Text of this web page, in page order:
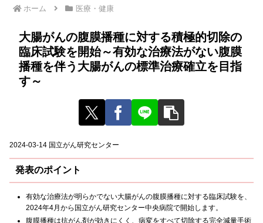
ホーム 医療・健康
大腸がんの腹膜播種に対する積極的切除の
臨床試験を開始～有効な治療法がない腹膜
播種を伴う大腸がんの標準治療確立を目指
す～
2024-03-14 国立がん研究センター
発表のポイント
有効な治療法が明らかでない大腸がんの腹膜播種に対する臨床試験を、
2024年4月から国立がん研究センター中央病院で開始します。
腹膜播種は抗がん剤が効きにくく、病変をすべて切除する完全減量手術